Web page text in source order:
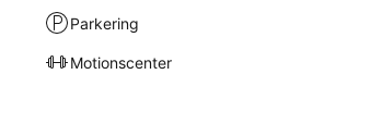
Parkering
Motionscenter